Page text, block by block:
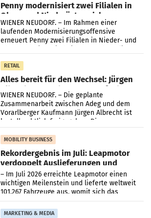
Penny modernisiert zwei Filialen in
Ober- und Niederösterreich
WIENER NEUDORF. – Im Rahmen einer
laufenden Modernisierungsoffensive
erneuert Penny zwei Filialen in Nieder- und
RETAIL
Alles bereit für den Wechsel: Jürgen
Albrecht setzt ab 1.1.2027 auf Adeg
WIENER NEUDORF. – Die geplante
Zusammenarbeit zwischen Adeg und dem
Vorarlberger Kaufmann Jürgen Albrecht ist
kartellrechtlich freigegeben: Die
Bundeswettbewerbsbehörde und der
Bundeskartellanwalt
MOBILITY BUSINESS
Rekordergebnis im Juli: Leapmotor
verdoppelt Auslieferungen und
überschreitet die 100.000er-Marke
– Im Juli 2026 erreichte Leapmotor einen
wichtigen Meilenstein und lieferte weltweit
101.267 Fahrzeuge aus, womit sich das
Ergebnis gegenüber Juli 2025 mehr als
verdoppelte (+102
MARKETING & MEDIA